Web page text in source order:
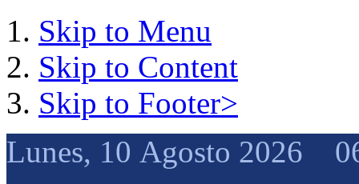
Skip to Menu
Skip to Content
Skip to Footer>
Lunes, 10 Agosto 2026